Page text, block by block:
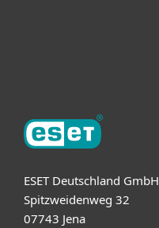
ESET Deutschland GmbH
Spitzweidenweg 32
07743 Jena